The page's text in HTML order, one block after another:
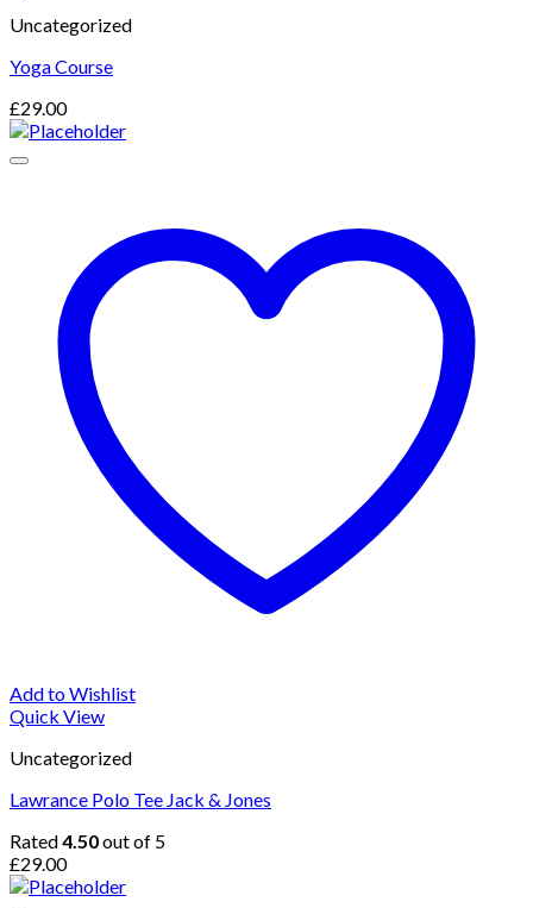
Uncategorized
Yoga Course
£29.00
Add to Wishlist
Quick View
Uncategorized
Lawrance Polo Tee Jack & Jones
Rated4.50out of 5
£29.00